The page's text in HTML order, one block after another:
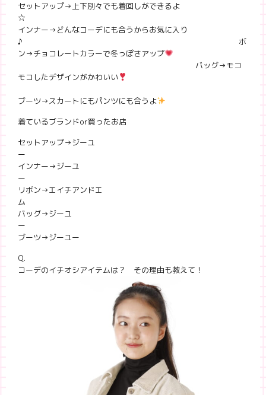
セットアップ→上下別々でも着回しができるよ
☆
インナー→どんなコーデにも合うからお気に入り
♪ ボ
ン→チョコレートカラーで冬っぽさアップ
バッグ→モコ
モコしたデザインがかわいい
ブーツ→スカートにもパンツにも合うよ
着ているブランドor買ったお店
セットアップ→ジーユ
インナー→ジーユ
リボン→エイチアンドエ
バッグ→ジーユ
ブーツ→ジーユー
Q.
コーデのイチオシアイテムは？ その理由も教えて！